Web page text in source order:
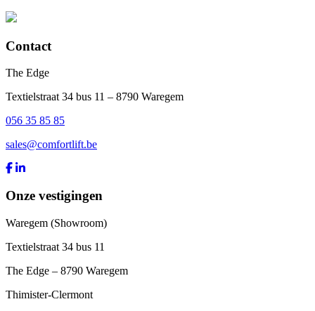
Contact
The Edge
Textielstraat 34 bus 11 – 8790 Waregem
056 35 85 85
sales@comfortlift.be
Onze vestigingen
Waregem (Showroom)
Textielstraat 34 bus 11
The Edge – 8790 Waregem
Thimister-Clermont